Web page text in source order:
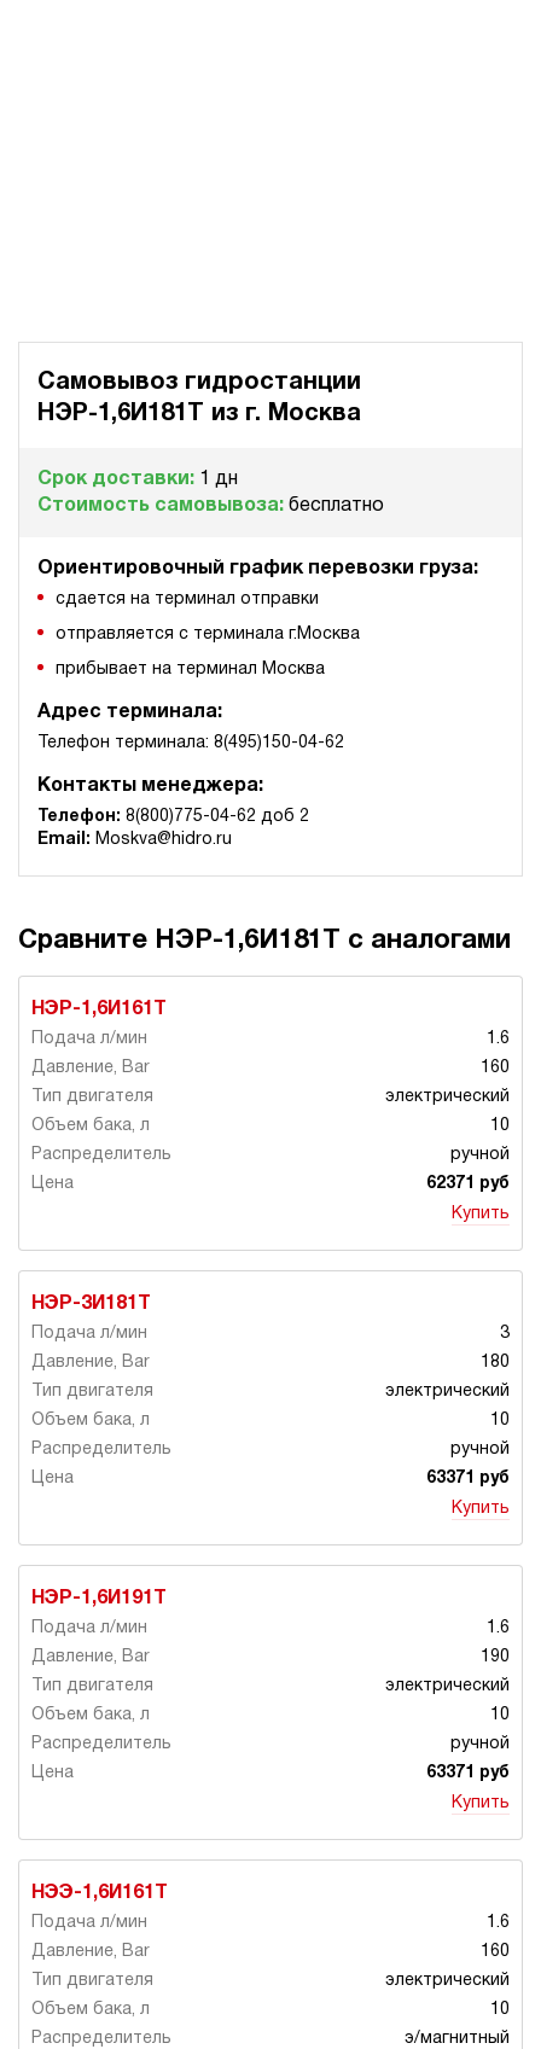
Самовывоз гидростанции
НЭР-1,6И181Т из г. Москва
Срок доставки: 1 дн
Стоимость самовывоза: бесплатно
Ориентировочный график перевозки груза:
сдается на терминал отправки
отправляется с терминала г.Москва
прибывает на терминал Москва
Адрес терминала:
Телефон терминала: 8(495)150-04-62
Контакты менеджера:
Телефон: 8(800)775-04-62 доб 2
Email: Moskva@hidro.ru
Сравните НЭР-1,6И181Т с аналогами
НЭР-1,6И161Т
1.6
160
электрический
10
ручной
62371 руб
Купить
НЭР-3И181Т
3
180
электрический
10
ручной
63371 руб
Купить
НЭР-1,6И191Т
1.6
190
электрический
10
ручной
63371 руб
Купить
НЭЭ-1,6И161Т
1.6
160
электрический
10
э/магнитный